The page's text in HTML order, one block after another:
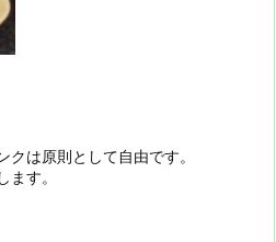
は原則として自由です。
ます。